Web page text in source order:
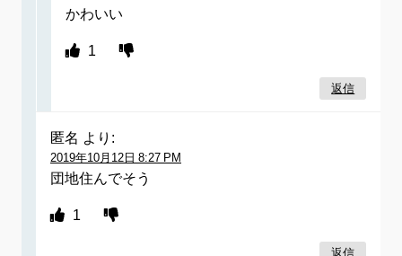
かわいい
1
返信
匿名 より:
2019年10月12日 8:27 PM
団地住んでそう
1
返信